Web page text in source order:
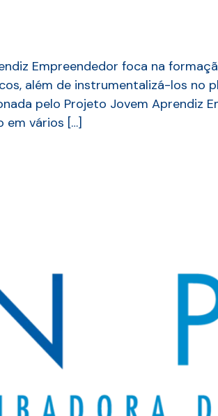
Empreendedor foca na
além de instrumentalizá-los no
pelo Projeto Jovem Aprendiz
em vários […]